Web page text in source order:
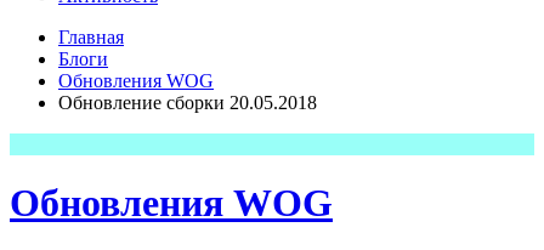
Главная
Блоги
Обновления WOG
Обновление сборки 20.05.2018
Обновления WOG